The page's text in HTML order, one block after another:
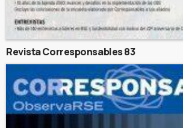
Revista Corresponsables 83